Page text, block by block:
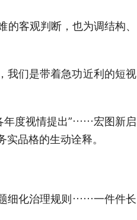
客观判断，也为调结构、
我们是带着急功近利的短视
年度视情提出”……宏图新启
品格的生动诠释。
题细化治理规则……一件件长